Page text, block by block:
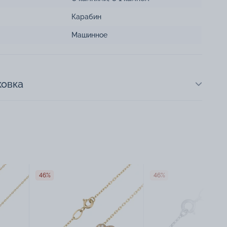
Карабин
Машинное
46% 46%